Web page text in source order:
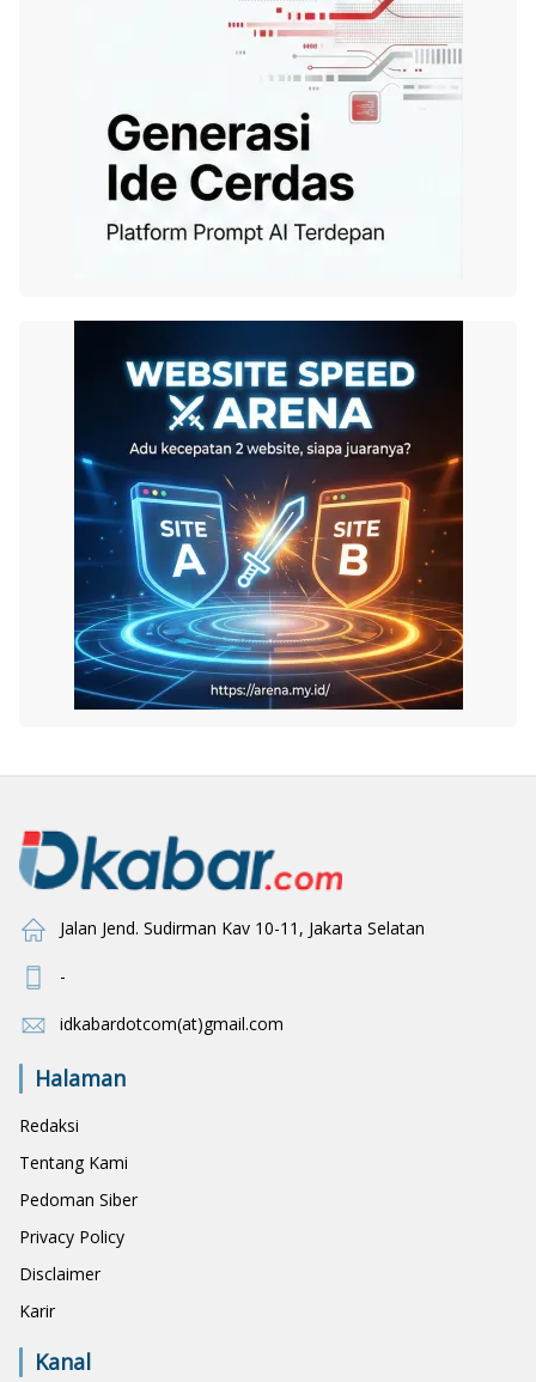
Jalan Jend. Sudirman Kav 10-11, Jakarta Selatan
-
idkabardotcom(at)gmail.com
Halaman
Redaksi
Tentang Kami
Pedoman Siber
Privacy Policy
Disclaimer
Karir
Kanal